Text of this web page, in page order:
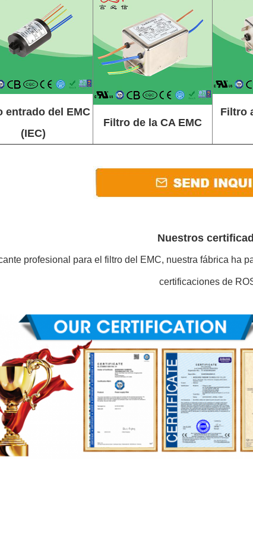
entrado del EMC
(IEC)
Filtro de la CA EMC
Filtro
Nuestros
profesional para el filtro del EMC, nuestra fábrica ha
certificaciones de